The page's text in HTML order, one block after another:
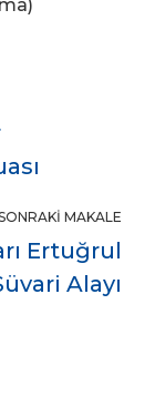
MAKALE
Ertuğrul
Alayı